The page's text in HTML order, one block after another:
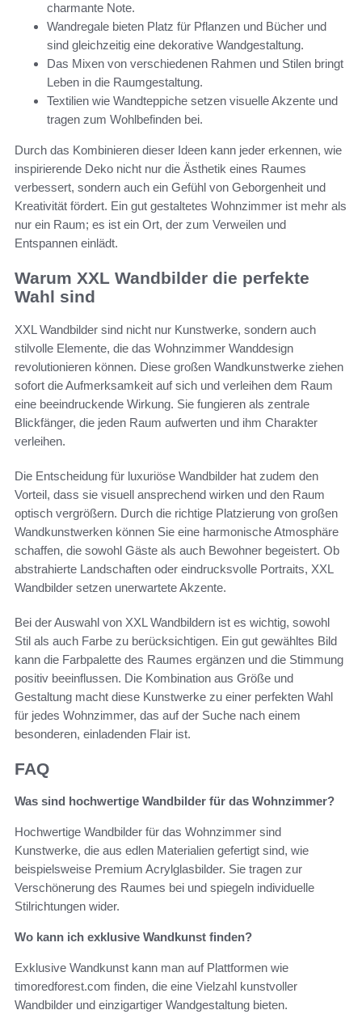
charmante Note.
Wandregale bieten Platz für Pflanzen und Bücher und
sind gleichzeitig eine dekorative Wandgestaltung.
Das Mixen von verschiedenen Rahmen und Stilen bringt
Leben in die Raumgestaltung.
Textilien wie Wandteppiche setzen visuelle Akzente und
tragen zum Wohlbefinden bei.
Durch das Kombinieren dieser Ideen kann jeder erkennen, wie
inspirierende Deko nicht nur die Ästhetik eines Raumes
verbessert, sondern auch ein Gefühl von Geborgenheit und
Kreativität fördert. Ein gut gestaltetes Wohnzimmer ist mehr als
nur ein Raum; es ist ein Ort, der zum Verweilen und
Entspannen einlädt.
Warum XXL Wandbilder die perfekte
Wahl sind
XXL Wandbilder sind nicht nur Kunstwerke, sondern auch
stilvolle Elemente, die das Wohnzimmer Wanddesign
revolutionieren können. Diese großen Wandkunstwerke ziehen
sofort die Aufmerksamkeit auf sich und verleihen dem Raum
eine beeindruckende Wirkung. Sie fungieren als zentrale
Blickfänger, die jeden Raum aufwerten und ihm Charakter
verleihen.
Die Entscheidung für luxuriöse Wandbilder hat zudem den
Vorteil, dass sie visuell ansprechend wirken und den Raum
optisch vergrößern. Durch die richtige Platzierung von großen
Wandkunstwerken können Sie eine harmonische Atmosphäre
schaffen, die sowohl Gäste als auch Bewohner begeistert. Ob
abstrahierte Landschaften oder eindrucksvolle Portraits, XXL
Wandbilder setzen unerwartete Akzente.
Bei der Auswahl von XXL Wandbildern ist es wichtig, sowohl
Stil als auch Farbe zu berücksichtigen. Ein gut gewähltes Bild
kann die Farbpalette des Raumes ergänzen und die Stimmung
positiv beeinflussen. Die Kombination aus Größe und
Gestaltung macht diese Kunstwerke zu einer perfekten Wahl
für jedes Wohnzimmer, das auf der Suche nach einem
besonderen, einladenden Flair ist.
FAQ
Was sind hochwertige Wandbilder für das Wohnzimmer?
Hochwertige Wandbilder für das Wohnzimmer sind
Kunstwerke, die aus edlen Materialien gefertigt sind, wie
beispielsweise Premium Acrylglasbilder. Sie tragen zur
Verschönerung des Raumes bei und spiegeln individuelle
Stilrichtungen wider.
Wo kann ich exklusive Wandkunst finden?
Exklusive Wandkunst kann man auf Plattformen wie
timoredforest.com finden, die eine Vielzahl kunstvoller
Wandbilder und einzigartiger Wandgestaltung bieten.